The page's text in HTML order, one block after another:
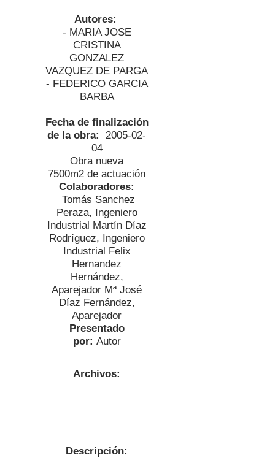
Autores:
- MARIA JOSE
CRISTINA
GONZALEZ
VAZQUEZ DE PARGA
- FEDERICO GARCIA
BARBA
Fecha de finalización
de la obra: 2005-02-
04
Obra nueva
7500m2 de actuación
Colaboradores:
Tomás Sanchez
Peraza, Ingeniero
Industrial Martín Díaz
Rodríguez, Ingeniero
Industrial Felix
Hernandez
Hernández,
Aparejador Mª José
Díaz Fernández,
Aparejador
Presentado
por: Autor
Archivos:
Descripción: